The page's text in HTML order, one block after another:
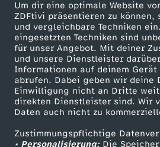
Um dir eine optimale Website
ZDFtivi präsentieren zu können,
und vergleichbare Techniken
eingesetzten Techniken sind
für unser Angebot. Mit deiner
und unsere Dienstleister
Informationen auf deinem
abrufen. Dabei geben wir deine
Einwilligung nicht an Dritte
direkten Dienstleister sind. Wir
Daten auch nicht zu
Zustimmungspflichtige
• Personalisierung:Die
W
e
l
c
h
Mehr ZDF
ZDF-Apps
Smart TV
ZDFtext
Livestreams